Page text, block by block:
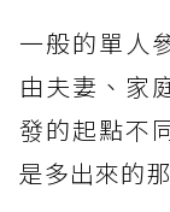
一般的單人
由夫妻、家
發的起點不
是多出來的